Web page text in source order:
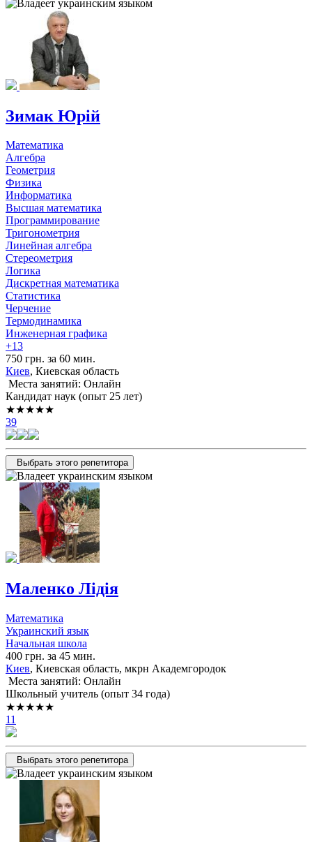
Зимак Юрій
Математика
Алгебра
Геометрия
Физика
Информатика
Высшая математика
Программирование
Тригонометрия
Линейная алгебра
Стереометрия
Логика
Дискретная математика
Статистика
Черчение
Термодинамика
Инженерная графика
+13
750 грн. за 60 мин.
Киев, Киевская область
Места занятий: Онлайн
Кандидат наук (опыт 25 лет)
★★★★★
39
Выбрать этого репетитора
Маленко Лідія
Математика
Украинский язык
Начальная школа
400 грн. за 45 мин.
Киев, Киевская область, мкрн Академгородок
Места занятий: Онлайн
Школьный учитель (опыт 34 года)
★★★★★
11
Выбрать этого репетитора